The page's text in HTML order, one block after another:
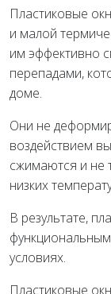
Пластиковые
и малой
им эффективно
перепадами,
доме.
Они не
воздействием
сжимаются и не
низких
В результате,
условиях.
Пластиковые